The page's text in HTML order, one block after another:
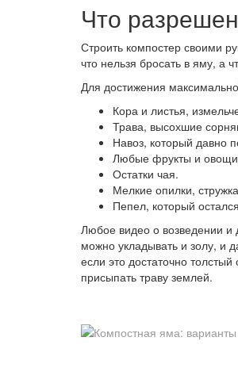
Что
Строить компостер своими
что нельзя бросать в яму, а
Для достижения
Кора и листья,
Трава, высохшие
Навоз, который давно
Любые фрукты и овощи,
Остатки чая.
Мелкие опилки,
Пепел, который
Любое видео о возведении и
можно укладывать и золу, и
если это достаточно
присыпать траву землей.